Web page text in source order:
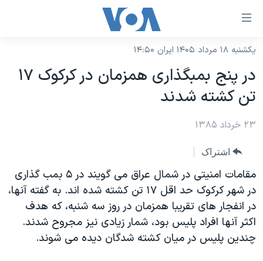
لینکهای
دسترسی
جهش
محتوای
اصلی
صفحه
اصلی
جهش
به
جستجو
نسخه سبک وب‌سایت
موضوع ها
ایران
آمریکا
جهان
ورزشی
گزیده‌ها
ویژه برنامه‌ها
برنامه های تلویزیونی
جدول برنامه ها
صفحه‌های ویژه
جام جهانی ۲۰۲۶
عملیات خشم حماسی
فرکانس‌های صدای آمریکا
پخش رادیویی
یادگیری زبان انگلیسی
یکشنبه ۱۸ مرداد ۱۴۰۵ ایران ۱۴:۵۰
در پنج بمبگذاری همزمان در کرکوک ۱۷
تن کشته شدند
۲۳ خرداد ۱۳۸۵
اشتراک
مقامات امنیتی در شمال عراق می گویند در ۵ بمب گذاری
در شهر کرکوک حد اقل ۱۷ تن کشته شده اند. به گفته آنها،
در انفجار های تقریبا همزمان در روز سه شنبه، که هدف
اکثر آنها افراد پلیس بود، شمار زیادی نیز مجروح شدند.
چندین پلیس در میان کشته شدگان دیده می شوند.